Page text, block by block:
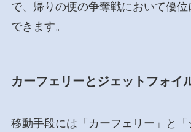
で、帰りの便の争奪戦において優
できます。
カーフェリーとジェットフォイ
移動手段には「カーフェリー」と「